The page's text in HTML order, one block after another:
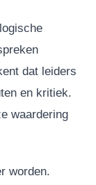
dat leiders
en kritiek.
waardering
worden.